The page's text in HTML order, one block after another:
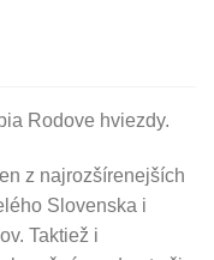
Rodove hviezdy.
z najrozšírenejších
Slovenska i
Taktiež i